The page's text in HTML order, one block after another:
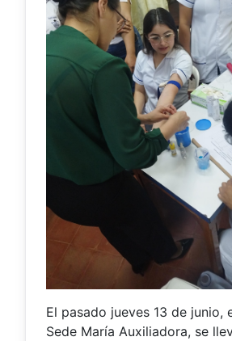
El pasado jueves 13 de junio,
Sede María Auxiliadora, se